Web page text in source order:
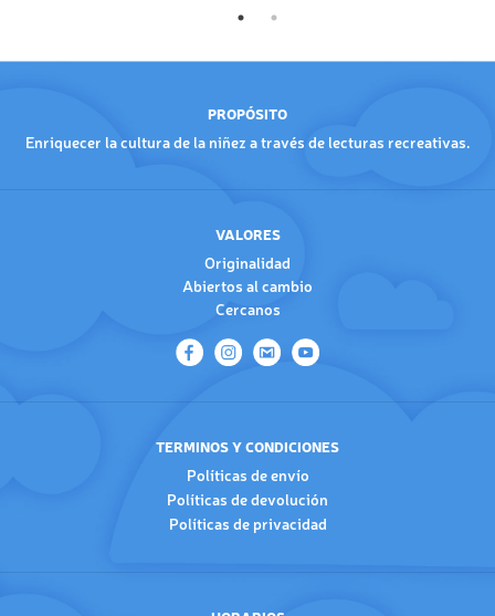
PROPÓSITO
Enriquecer la cultura de la niñez a través de lecturas recreativas.
VALORES
Originalidad
Abiertos al cambio
Cercanos
TERMINOS Y CONDICIONES
Políticas de envío
Políticas de devolución
Políticas de privacidad